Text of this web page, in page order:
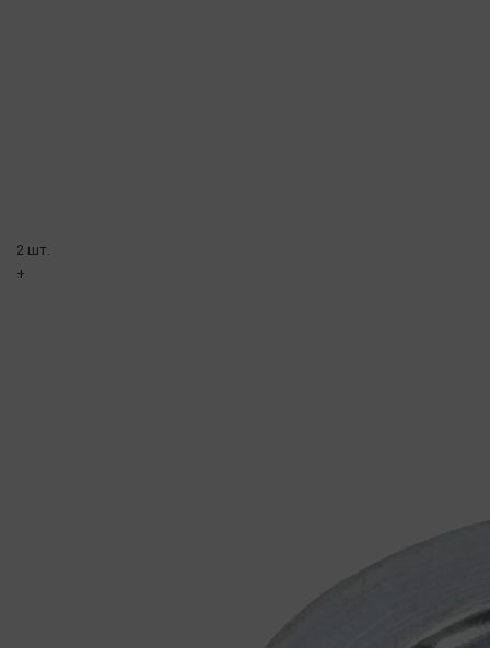
2 шт.
+